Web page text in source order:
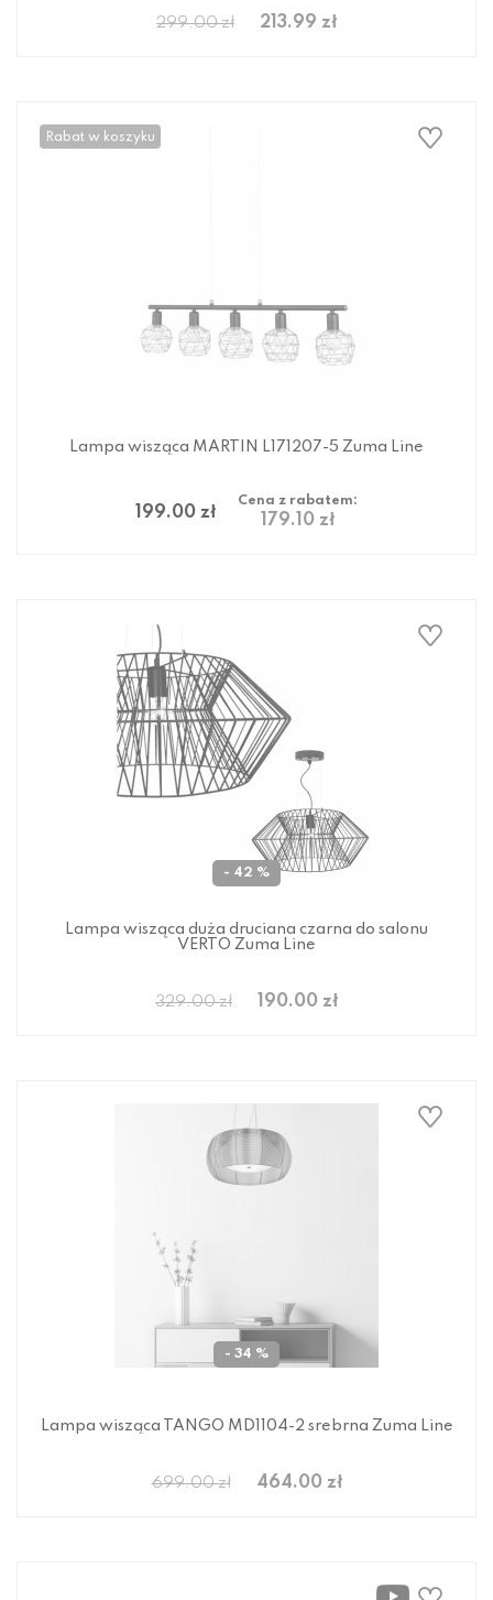
299.00 zł 213.99 zł
Rabat w koszyku
Lampa wisząca MARTIN L171207-5 Zuma Line
199.00 zł
Cena z rabatem:
179.10 zł
- 42 %
Lampa wisząca duża druciana czarna do salonu
VERTO Zuma Line
329.00 zł 190.00 zł
- 34 %
Lampa wisząca TANGO MD1104-2 srebrna Zuma Line
699.00 zł 464.00 zł